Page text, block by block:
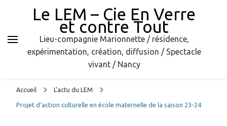
Le LEM – Cie En Verre
et contre Tout
Lieu-compagnie Marionnette / résidence,
expérimentation, création, diffusion / Spectacle
vivant / Nancy
Accueil L'actu du LEM
Projet d’action culturelle en école maternelle de la saison 23-24